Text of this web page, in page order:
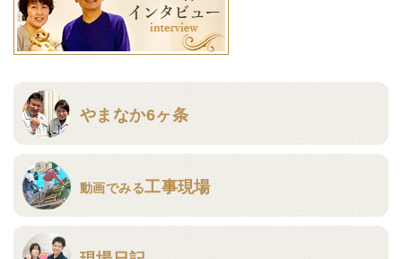
やまなか6ヶ条
動画でみる工事現場